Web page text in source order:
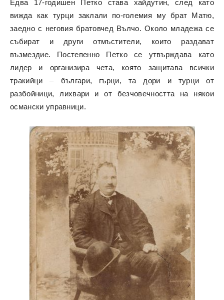
Едва 17-годишен Петко става хайдутин, след като
вижда как турци заклали по-големия му брат Матю,
заедно с неговия братовчед Вълчо. Около младежа се
събират и други отмъстители, които раздават
възмездие. Постепенно Петко се утвърждава като
лидер и организира чета, която защитава всички
тракийци – българи, гърци, та дори и турци от
разбойници, лихвари и от безчовечността на някои
османски управници.